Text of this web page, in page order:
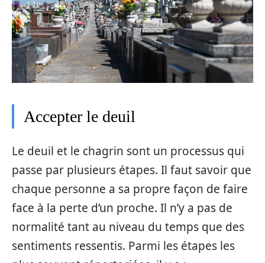
Accepter le deuil
Le deuil et le chagrin sont un processus qui
passe par plusieurs étapes. Il faut savoir que
chaque personne a sa propre façon de faire
face à la perte d’un proche. Il n’y a pas de
normalité tant au niveau du temps que des
sentiments ressentis. Parmi les étapes les